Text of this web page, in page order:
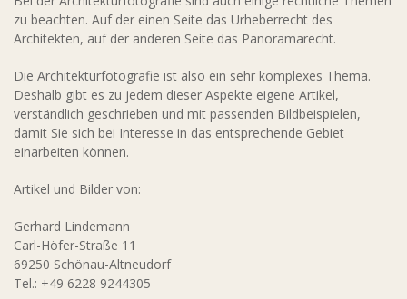
zu beachten. Auf der einen Seite das Urheberrecht des
Architekten, auf der anderen Seite das Panoramarecht.
Die Architekturfotografie ist also ein sehr komplexes Thema.
Deshalb gibt es zu jedem dieser Aspekte eigene Artikel,
verständlich geschrieben und mit passenden Bildbeispielen,
damit Sie sich bei Interesse in das entsprechende Gebiet
einarbeiten können.
Artikel und Bilder von:
Gerhard Lindemann
Carl-Höfer-Straße 11
69250 Schönau-Altneudorf
Tel.: +49 6228 9244305